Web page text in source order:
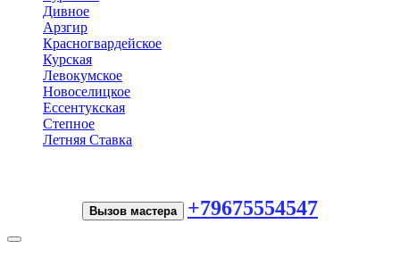
Дивное
Арзгир
Красногвардейское
Курская
Левокумское
Новоселицкое
Ессентукская
Степное
Летняя Ставка
Вызов мастера +79675554547
Toggle